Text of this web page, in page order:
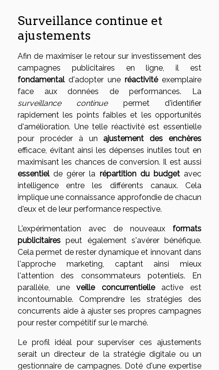
Surveillance continue et
ajustements
Afin de maximiser le retour sur investissement des
campagnes publicitaires en ligne, il est
fondamentald'adopter une réactivitéexemplaire
face aux données de performances. La
surveillance continuepermet d'identifier
rapidement les points faibles et les opportunités
d'amélioration. Une telle réactivité est essentielle
pour procéder à unajustement des enchères
efficace, évitant ainsi les dépenses inutiles tout en
maximisant les chances de conversion. Il est aussi
essentielde gérer la répartition du budgetavec
intelligence entre les différents canaux. Cela
implique une connaissance approfondie de chacun
d'eux et de leur performance respective.
L'expérimentation avec de nouveaux formats
publicitaires peut également s'avérer bénéfique.
Cela permet de rester dynamique et innovant dans
l'approche marketing, captant ainsi mieux
l'attention des consommateurs potentiels. En
parallèle, uneveille concurrentielleactive est
incontournable. Comprendre les stratégies des
concurrents aide à ajuster ses propres campagnes
pour rester compétitif sur le marché.
Le profil idéal pour superviser ces ajustements
serait un directeur de la stratégie digitale ou un
gestionnaire de campagnes. Doté d'une expertise